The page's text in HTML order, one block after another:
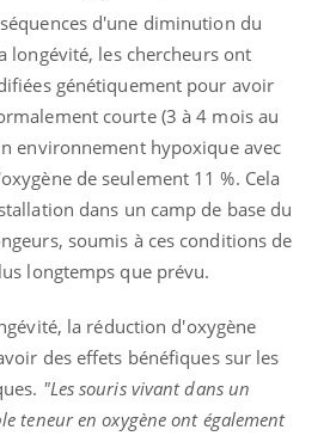
d'une diminution du
longévité, les chercheurs ont
génétiquement pour avoir
courte (3 à 4 mois au
environnement hypoxique avec
de seulement 11 %. Cela
dans un camp de base du
soumis à ces conditions de
longtemps que prévu.
la réduction d'oxygène
des effets bénéfiques sur les
"Les souris vivant dans un
teneur en oxygène ont également